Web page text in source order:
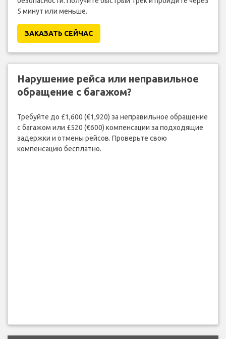
5 минут или меньше.
ЗАКАЗАТЬ СЕЙЧАС
Нарушение рейса или неправильное
обращение с багажом?
Требуйте до £1,600 (€1,920) за неправильное обращение
с багажом или £520 (€600) компенсации за подходящие
задержки и отмены рейсов. Проверьте свою
компенсацию бесплатно.